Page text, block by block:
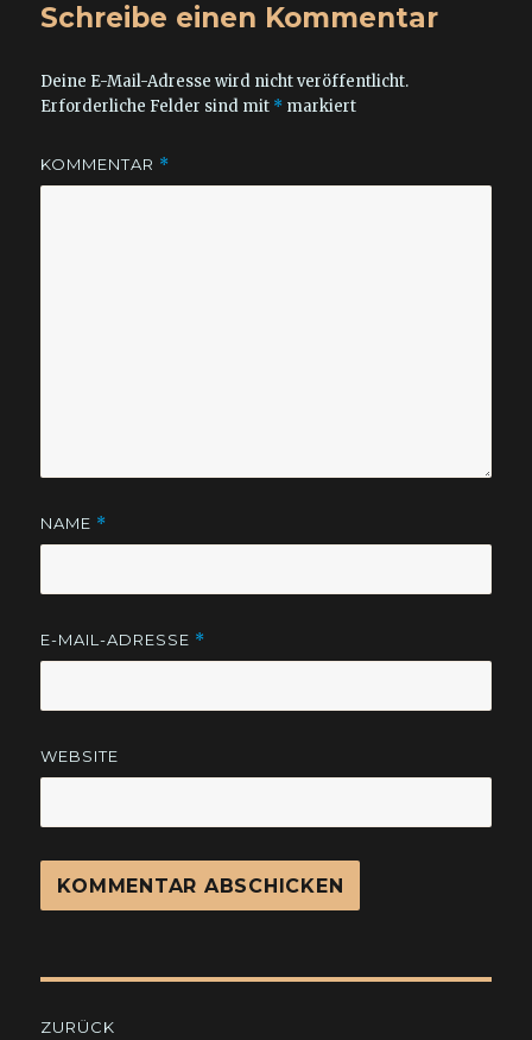
Schreibe einen Kommentar
Deine E-Mail-Adresse wird nicht veröffentlicht.
Erforderliche Felder sind mit * markiert
KOMMENTAR *
NAME *
E-MAIL-ADRESSE *
WEBSITE
ZURÜCK